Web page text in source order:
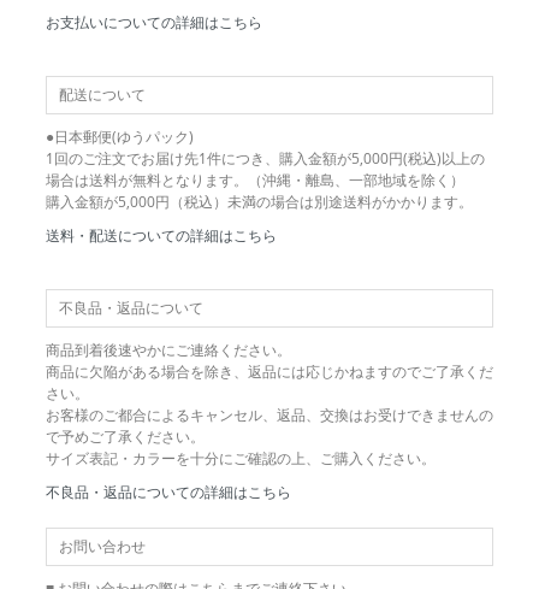
お支払いについての詳細はこちら
配送について
●日本郵便(ゆうパック)
1回のご注文でお届け先1件につき、購入金額が5,000円(税込)以上の
場合は送料が無料となります。（沖縄・離島、一部地域を除く）
購入金額が5,000円（税込）未満の場合は別途送料がかかります。
送料・配送についての詳細はこちら
不良品・返品について
商品到着後速やかにご連絡ください。
商品に欠陥がある場合を除き、返品には応じかねますのでご了承くだ
さい。
お客様のご都合によるキャンセル、返品、交換はお受けできませんの
で予めご了承ください。
サイズ表記・カラーを十分にご確認の上、ご購入ください。
不良品・返品についての詳細はこちら
お問い合わせ